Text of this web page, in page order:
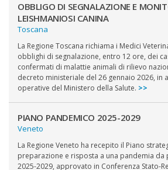
OBBLIGO DI SEGNALAZIONE E
LEISHMANIOSI CANINA
Toscana
La Regione Toscana richiama i Medici
obblighi di segnalazione, entro 12 ore, dei
confermati di malattie animali di rilievo
decreto ministeriale del 26 gennaio 2026, in
operative del Ministero della Salute. >>
PIANO PANDEMICO 2025-2029
Veneto
La Regione Veneto ha recepito il Piano
preparazione e risposta a una pandemia
2025-2029, approvato in Conferenza Stato-